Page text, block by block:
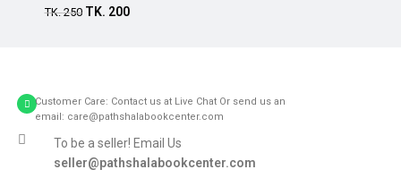
Add to cart
TK.250 TK. 200
Customer Care: Contact us at Live Chat Or send us an
email: care@pathshalabookcenter.com
To be a seller! Email Us
seller@pathshalabookcenter.com